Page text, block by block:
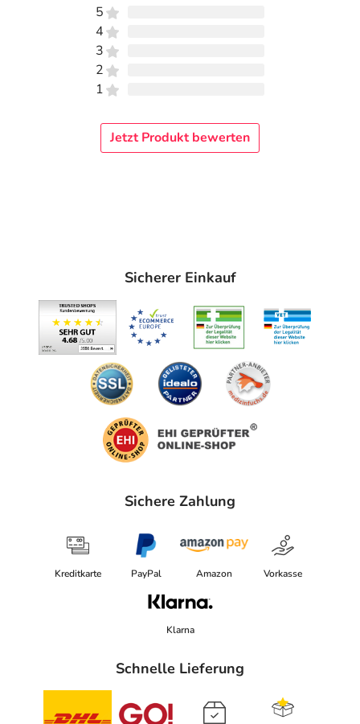
5
4
3
2
1
Jetzt Produkt bewerten
Sicherer Einkauf
Sichere Zahlung
Kreditkarte PayPal Amazon Vorkasse
Klarna
Schnelle Lieferung